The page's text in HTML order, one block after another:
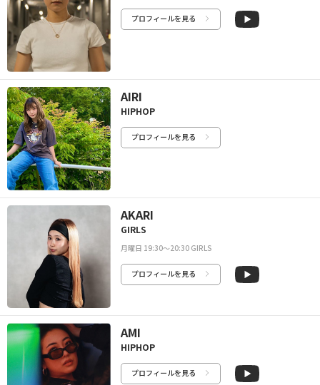
プロフィールを見る
AIRI
HIPHOP
プロフィールを見る
AKARI
GIRLS
月曜日 19:30〜20:30 GIRLS
プロフィールを見る
AMI
HIPHOP
プロフィールを見る